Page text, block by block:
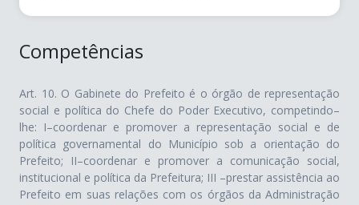
Competências
Art. 10. O Gabinete do Prefeito é o órgão de representação
social e política do Chefe do Poder Executivo, competindo–
lhe: I–coordenar e promover a representação social e de
política governamental do Município sob a orientação do
Prefeito; II–coordenar e promover a comunicação social,
institucional e política da Prefeitura; III –prestar assistência ao
Prefeito em suas relações com os órgãos da Administração